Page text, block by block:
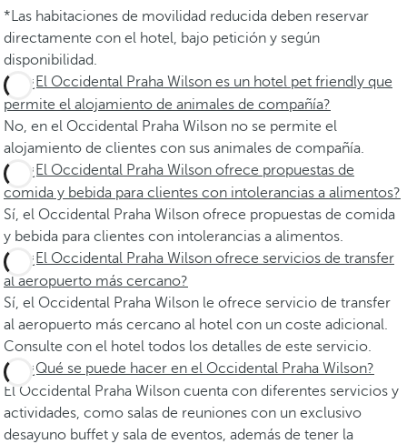
*Las habitaciones de movilidad reducida deben reservar
directamente con el hotel, bajo petición y según
disponibilidad.
¿El Occidental Praha Wilson es un hotel pet friendly que
permite el alojamiento de animales de compañía?
No, en el Occidental Praha Wilson no se permite el
alojamiento de clientes con sus animales de compañía.
¿El Occidental Praha Wilson ofrece propuestas de
comida y bebida para clientes con intolerancias a alimentos?
Sí, el Occidental Praha Wilson ofrece propuestas de comida
y bebida para clientes con intolerancias a alimentos.
¿El Occidental Praha Wilson ofrece servicios de transfer
al aeropuerto más cercano?
Sí, el Occidental Praha Wilson le ofrece servicio de transfer
al aeropuerto más cercano al hotel con un coste adicional.
Consulte con el hotel todos los detalles de este servicio.
¿Qué se puede hacer en el Occidental Praha Wilson?
El Occidental Praha Wilson cuenta con diferentes servicios y
actividades, como salas de reuniones con un exclusivo
desayuno buffet y sala de eventos, además de tener la